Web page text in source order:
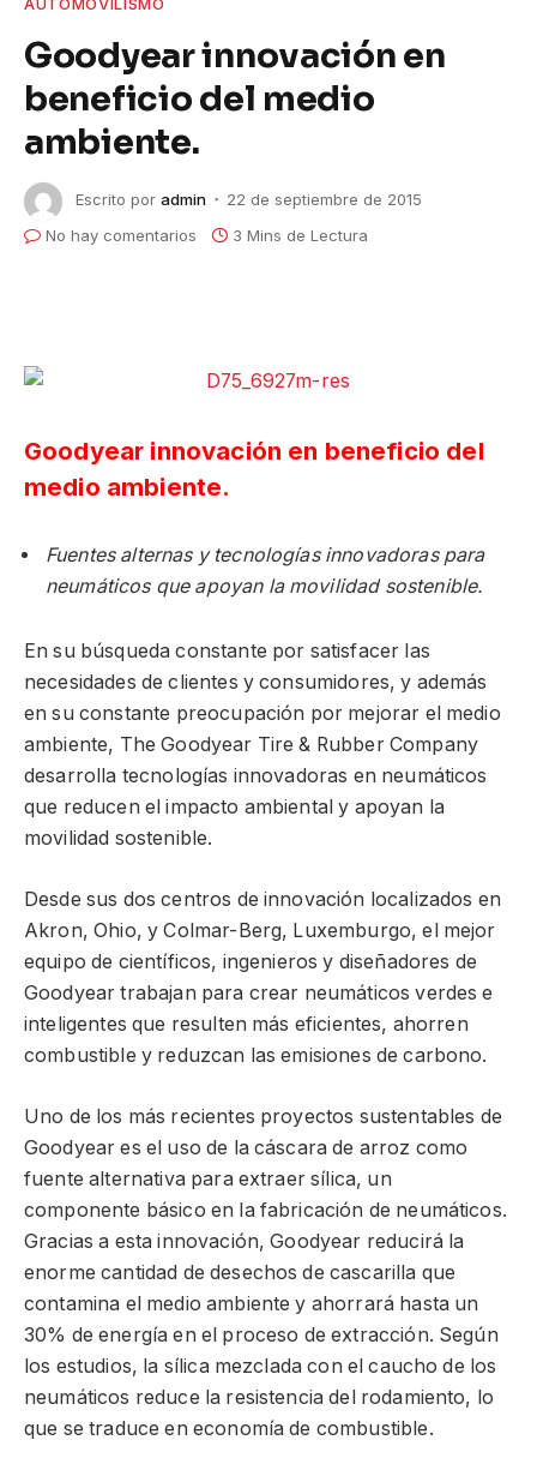
Goodyear innovación en
beneficio del medio
ambiente.
Escrito por admin
22 de septiembre de 2015
No hay comentarios
3 Mins de Lectura
Goodyear innovación en beneficio del
medio ambiente.
Fuentes alternas y tecnologías innovadoras para
neumáticos que apoyan la movilidad sostenible.
En su búsqueda constante por satisfacer las
necesidades de clientes y consumidores, y además
en su constante preocupación por mejorar el medio
ambiente, The Goodyear Tire & Rubber Company
desarrolla tecnologías innovadoras en neumáticos
que reducen el impacto ambiental y apoyan la
movilidad sostenible.
Desde sus dos centros de innovación localizados en
Akron, Ohio, y Colmar-Berg, Luxemburgo, el mejor
equipo de científicos, ingenieros y diseñadores de
Goodyear trabajan para crear neumáticos verdes e
inteligentes que resulten más eficientes, ahorren
combustible y reduzcan las emisiones de carbono.
Uno de los más recientes proyectos sustentables de
Goodyear es el uso de la cáscara de arroz como
fuente alternativa para extraer sílica, un
componente básico en la fabricación de neumáticos.
Gracias a esta innovación, Goodyear reducirá la
enorme cantidad de desechos de cascarilla que
contamina el medio ambiente y ahorrará hasta un
30% de energía en el proceso de extracción. Según
los estudios, la sílica mezclada con el caucho de los
neumáticos reduce la resistencia del rodamiento, lo
que se traduce en economía de combustible.